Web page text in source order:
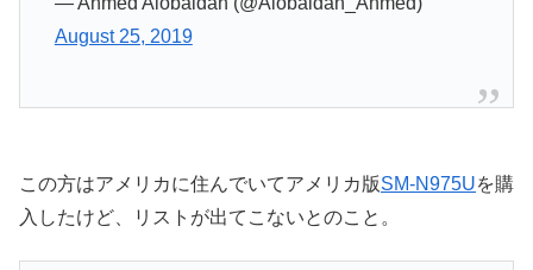
August 25, 2019
この方はアメリカに住んでいてアメリカ版SM-N975Uを購
入したけど、リストが出てこないとのこと。